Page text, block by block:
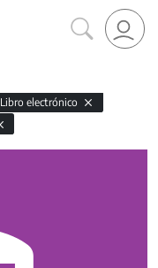
Libro electrónico